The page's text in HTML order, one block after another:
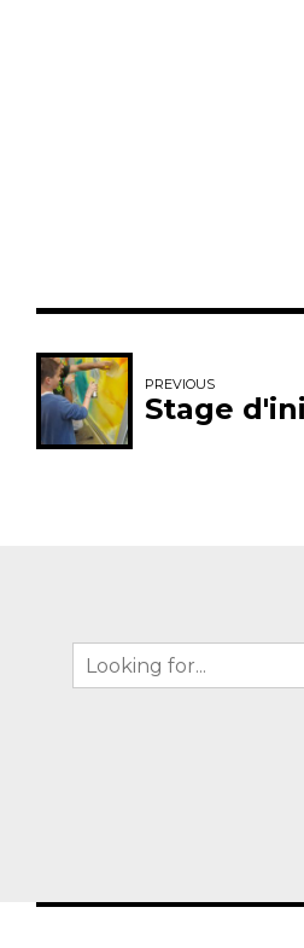
PREVIOUS
Stage